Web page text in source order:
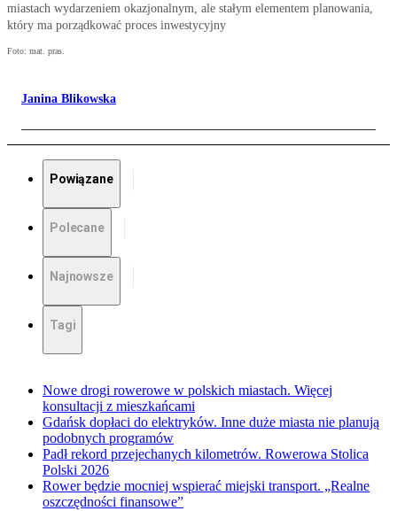
miastach wydarzeniem okazjonalnym, ale stałym elementem planowania,
który ma porządkować proces inwestycyjny
Foto: mat. pras.
Janina Blikowska
Powiązane
Polecane
Najnowsze
Tagi
Nowe drogi rowerowe w polskich miastach. Więcej
konsultacji z mieszkańcami
Gdańsk dopłaci do elektryków. Inne duże miasta nie planują
podobnych programów
Padł rekord przejechanych kilometrów. Rowerowa Stolica
Polski 2026
Rower będzie mocniej wspierać miejski transport. „Realne
oszczędności finansowe”